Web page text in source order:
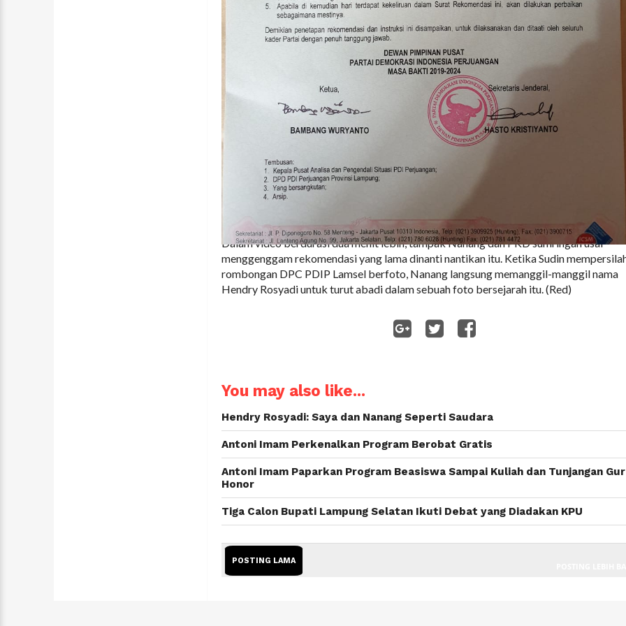
Dalam video berdurasi dua menit lebih, tampak Nanang dan PKD sumringah usai
menggenggam rekomendasi yang lama dinanti nantikan itu. Ketika Sudin
rombongan DPC PDIP Lamsel berfoto, Nanang langsung memanggil-manggil nama
Hendry Rosyadi untuk turut abadi dalam sebuah foto bersejarah itu. (Red)
You may also like...
Hendry Rosyadi: Saya dan Nanang Seperti Saudara
Antoni Imam Perkenalkan Program Berobat Gratis
Antoni Imam Paparkan Program Beasiswa Sampai Kuliah dan Tunjangan
Honor
Tiga Calon Bupati Lampung Selatan Ikuti Debat yang Diadakan KPU
POSTING LAMA